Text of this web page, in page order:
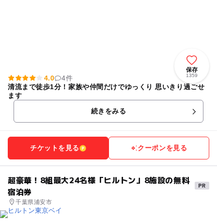
保存
1359
4.0
4件
清流まで徒歩1分！家族や仲間だけでゆっくり 思いきり過ごせ
ます
続きをみる
チケットを見る クーポンを見る
超豪華！8組最大24名様「ヒルトン」8施設の無料
宿泊券
千葉県浦安市